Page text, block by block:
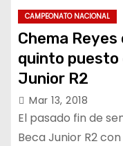
CAMPEONATO NACIONAL
Chema
quinto puesto
Junior R2
Mar 13, 2018
El pasado fin de
Beca Junior R2